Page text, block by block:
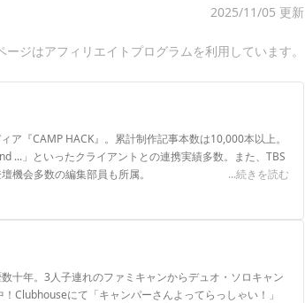
2025/11/05 更新
ージはアフィリエイトプログラムを利用しています。
ア『CAMP HACK』。累計制作記事本数は10,000本以上。
...」といったクライアントとの連携実績多数。また、TBS
機会多数の編集部員も所属。
...続きを読む
十年。3人子連れのファミキャンからデュオ・ソロキャン
Clubhouseにて「キャンパーさんよってらっしゃい！」